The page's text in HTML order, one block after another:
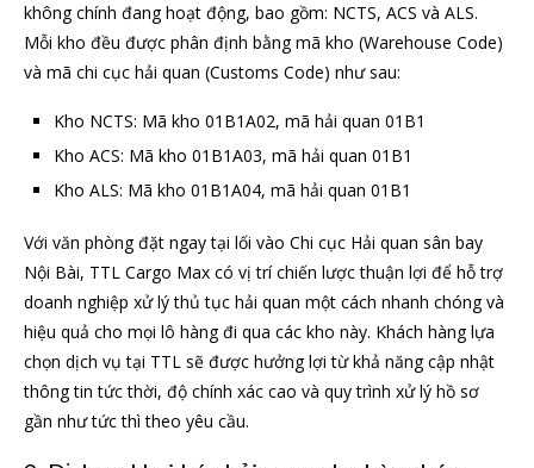
không chính đang hoạt động, bao gồm: NCTS, ACS và ALS.
Mỗi kho đều được phân định bằng mã kho (Warehouse Code)
và mã chi cục hải quan (Customs Code) như sau:
Kho NCTS: Mã kho 01B1A02, mã hải quan 01B1
Kho ACS: Mã kho 01B1A03, mã hải quan 01B1
Kho ALS: Mã kho 01B1A04, mã hải quan 01B1
Với văn phòng đặt ngay tại lối vào Chi cục Hải quan sân bay
Nội Bài, TTL Cargo Max có vị trí chiến lược thuận lợi để hỗ trợ
doanh nghiệp xử lý thủ tục hải quan một cách nhanh chóng và
hiệu quả cho mọi lô hàng đi qua các kho này. Khách hàng lựa
chọn dịch vụ tại TTL sẽ được hưởng lợi từ khả năng cập nhật
thông tin tức thời, độ chính xác cao và quy trình xử lý hồ sơ
gần như tức thì theo yêu cầu.